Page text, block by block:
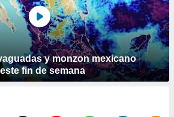
y monzon mexicano
fin de semana